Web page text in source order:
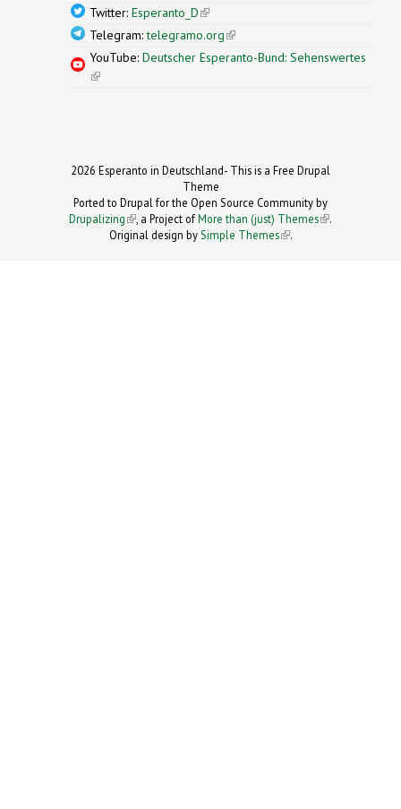
Twitter: Esperanto_D(link is external)
Telegram:telegramo.org(link is external)
YouTube: Deutscher Esperanto-Bund: Sehenswertes
(link is external)
2026 Esperanto in Deutschland- This is a Free Drupal
Theme
Ported to Drupal for the Open Source Community by
Drupalizing(link is external)
, a Project ofMore than (just) Themes (link is
.
Original design by Simple Themes
(link is
.